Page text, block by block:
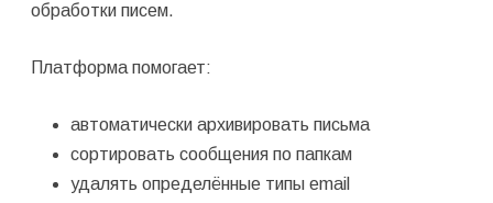
обработки писем.
Платформа помогает:
автоматически архивировать письма
сортировать сообщения по папкам
удалять определённые типы email